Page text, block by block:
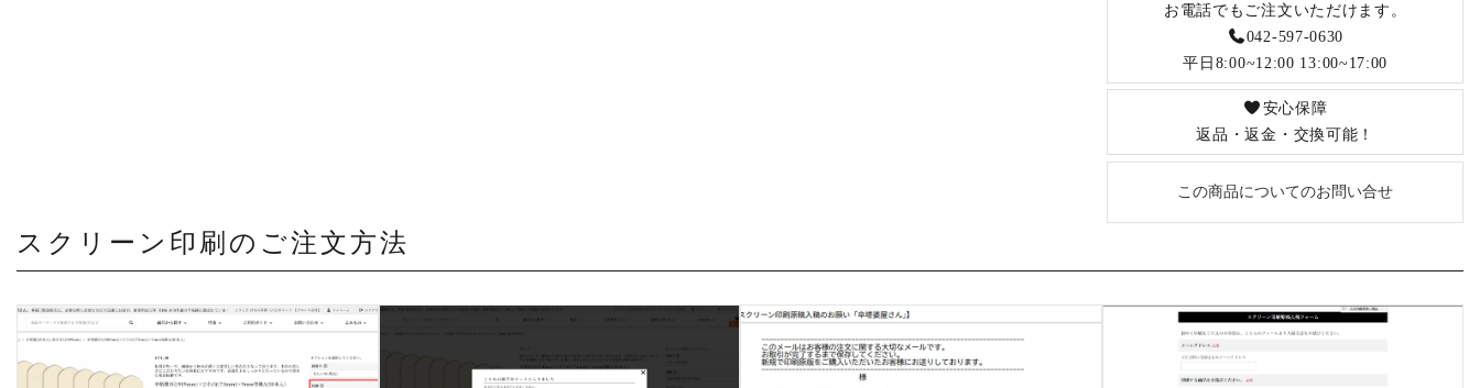
お電話でもご注文いただけます。
042-597-0630
平日8:00~12:00 13:00~17:00
安心保障
返品・返金・交換可能！
この商品についてのお問い合せ
スクリーン印刷のご注文方法